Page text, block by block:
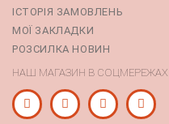
ІСТОРІЯ ЗАМОВЛЕНЬ
МОЇ ЗАКЛАДКИ
РОЗСИЛКА НОВИН
НАШ МАГАЗИН В СОЦМЕРЕЖАХ